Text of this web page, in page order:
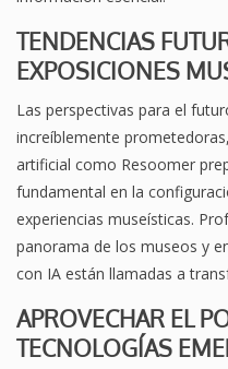
TENDENCIAS
EXPOSICIONES
Las perspectivas para el
increíblemente
artificial como Resoomer
fundamental en la
experiencias museísticas.
panorama de los museos y
con IA están llamadas a
APROVECHAR EL
TECNOLOGÍAS